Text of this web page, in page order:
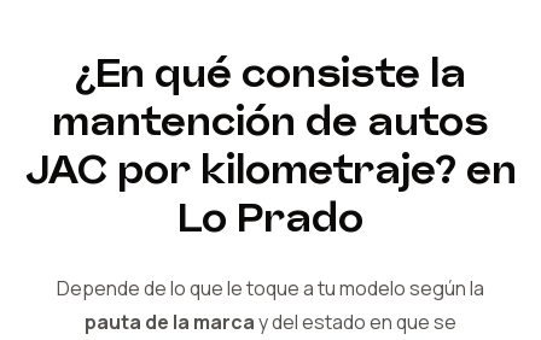
¿En qué consiste la
mantención de autos
JAC por kilometraje? en
Lo Prado
Depende de lo que le toque a tu modelo según la
pauta de la marcay delestado en que se